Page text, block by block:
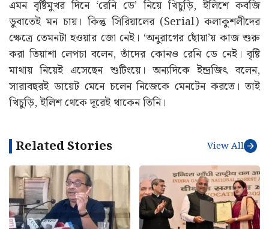
এমন বৃষ্টিমুখর দিনে ‘রেনি ডে’ নিয়ে খিচুড়ি, ইলিশে কবজি
ডুবাতেই মন চায়। কিন্তু সিরিয়ালের (Serial) কলাকুশলীদের
ক্ষেত্রে তেমনটা হওয়ার জো নেই। ‘অনুরাগের ছোঁয়া’য় কাজ শুরু
করা তিয়াশা লেপচা বলেন, তাঁদের কোনও রেনি ডে নেই। বৃষ্টি
মাথায় নিয়েই এসেছেন শুটিংয়ে। অন্যদিকে ইন্দ্রজিৎ বলেন,
সারাবছরই ডায়েট মেনে চলেন নিজেকে মেনটেন করতে। তাই
খিচুড়ি, ইলিশ থেকে দূরেই থাকেন তিনি।
Related Stories View All